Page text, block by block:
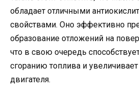
обладает отличными
свойствами. Оно эффективно
образование отложений на
что в свою очередь
сгоранию топлива и
двигателя.